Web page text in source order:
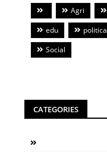
Agri
edu
Social
CATEGORIES